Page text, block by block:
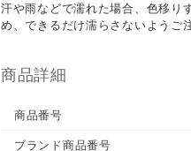
汗や雨などで濡れた場合、色移り
め、できるだけ濡らさないようご
商品詳細
商品番号
ブランド商品番号